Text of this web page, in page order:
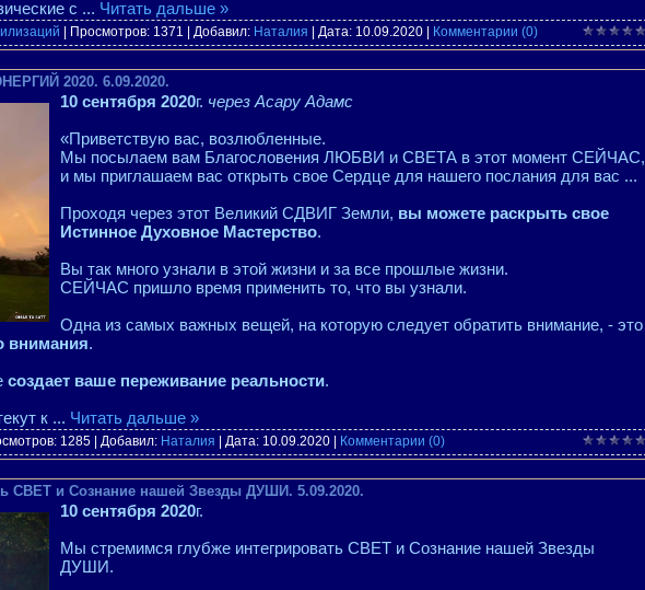
с ... Читать дальше »
| Просмотров: 1371 | Добавил: Наталия | Дата: 10.09.2020 Комментарии (0)
2020. 6.09.2020.
10 сентября 2020г. через Асару Адамс
«Приветствую вас, возлюбленные.
Мы посылаем вам Благословения ЛЮБВИ и СВЕТА в этот момент СЕЙЧАС,
и мы приглашаем вас открыть свое Сердце для нашего послания для вас ...
Проходя через этот Великий СДВИГ Земли, вы можете раскрыть свое
Истинное Духовное Мастерство.
Вы так много узнали в этой жизни и за все прошлые жизни.
СЕЙЧАС пришло время применить то, что вы узнали.
Одна из самых важных вещей, на которую следует обратить внимание, - это
внимания.
создает ваше переживание реальности.
к ... Читать дальше »
1285 | Добавил: Наталия | Дата: 10.09.2020 Комментарии (0)
СВЕТ и Сознание нашей Звезды ДУШИ. 5.09.2020.
10 сентября 2020г.
Мы стремимся глубже интегрировать СВЕТ и Сознание нашей Звезды
ДУШИ.